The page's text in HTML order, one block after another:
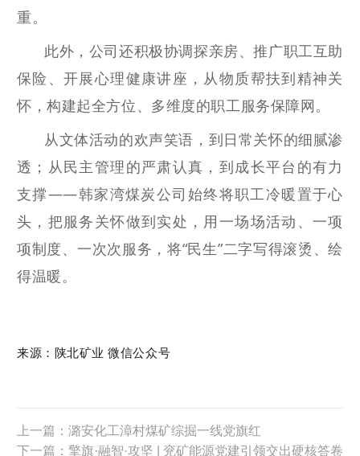
重。
此外， 公司还积极协调探亲房、推广职工互助
保险、开展心理健康讲座，从物质帮扶到精神关
怀，构建起全方位、多维度的职工服务保障网。
从文体活动的欢声笑语，到日常关怀的细腻渗
透；从民主管理的严肃认真，到成长平台的有力
支撑——韩家湾煤炭公司 始终将职工冷暖置于心
头，把服务关怀做到实处，用一场场活动、一项
项制度、一次次服务，将“民生”二字写得滚烫、绘
得温暖。
来源：陕北矿业 微信公众号
上一篇：潞安化工漳村煤矿综掘一线党旗红
下一篇：擎旗·融智·攻坚 | 兖矿能源党建引领交出硬核答卷